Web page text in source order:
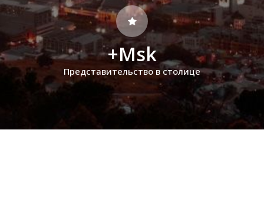
+Msk
Представительство в столице